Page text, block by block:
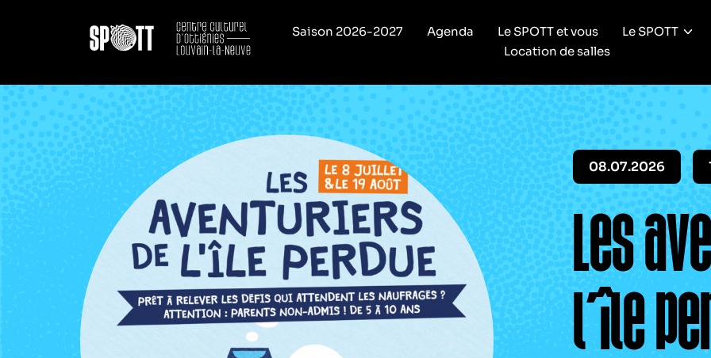
Saison 2026-2027 Agenda Le SPOTT et vous Le SPOTT
Location de salles
08.07.2026
Les
l’île